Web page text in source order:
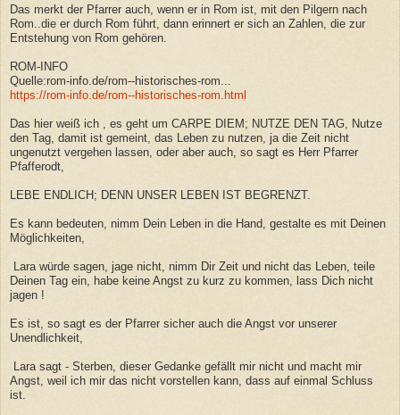
Das merkt der Pfarrer auch, wenn er in Rom ist, mit den Pilgern nach
Rom..die er durch Rom führt, dann erinnert er sich an Zahlen, die zur
Entstehung von Rom gehören.
ROM-INFO
Quelle:rom-info.de/rom--historisches-rom...
https://rom-info.de/rom--historisches-rom.html
Das hier weiß ich , es geht um CARPE DIEM; NUTZE DEN TAG, Nutze
den Tag, damit ist gemeint, das Leben zu nutzen, ja die Zeit nicht
ungenutzt vergehen lassen, oder aber auch, so sagt es Herr Pfarrer
Pfafferodt,
LEBE ENDLICH; DENN UNSER LEBEN IST BEGRENZT.
Es kann bedeuten, nimm Dein Leben in die Hand, gestalte es mit Deinen
Möglichkeiten,
Lara würde sagen, jage nicht, nimm Dir Zeit und nicht das Leben, teile
Deinen Tag ein, habe keine Angst zu kurz zu kommen, lass Dich nicht
jagen !
Es ist, so sagt es der Pfarrer sicher auch die Angst vor unserer
Unendlichkeit,
Lara sagt - Sterben, dieser Gedanke gefällt mir nicht und macht mir
Angst, weil ich mir das nicht vorstellen kann, dass auf einmal Schluss
ist.